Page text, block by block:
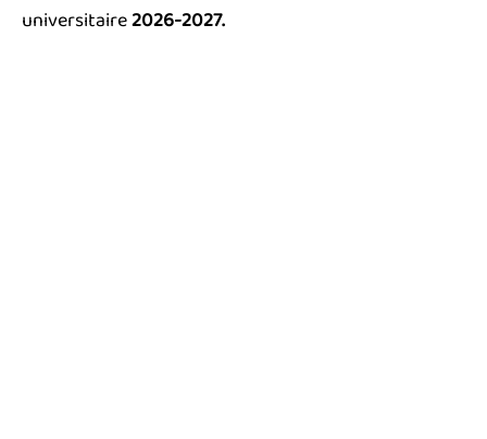
universitaire2026-2027.